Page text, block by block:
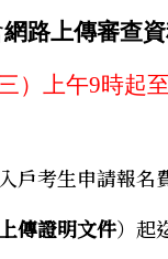
網路上傳審查
三）上午9時起至
戶考生申請報名
傳證明文件）起